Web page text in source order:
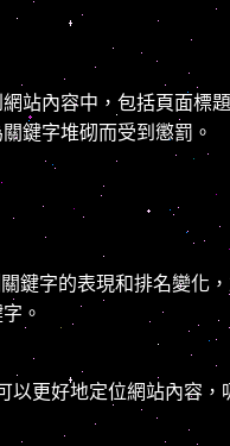
站內容中，包括頁面標
鍵字堆砌而受到懲罰。
鍵字的表現和排名變化
。
以更好地定位網站內容